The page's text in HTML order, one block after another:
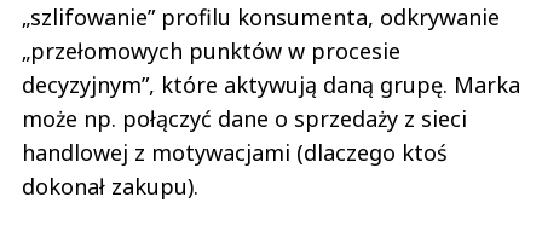
„szlifowanie” profilu konsumenta, odkrywanie
„przełomowych punktów w procesie
decyzyjnym”, które aktywują daną grupę. Marka
może np. połączyć dane o sprzedaży z sieci
handlowej z motywacjami (dlaczego ktoś
dokonał zakupu).